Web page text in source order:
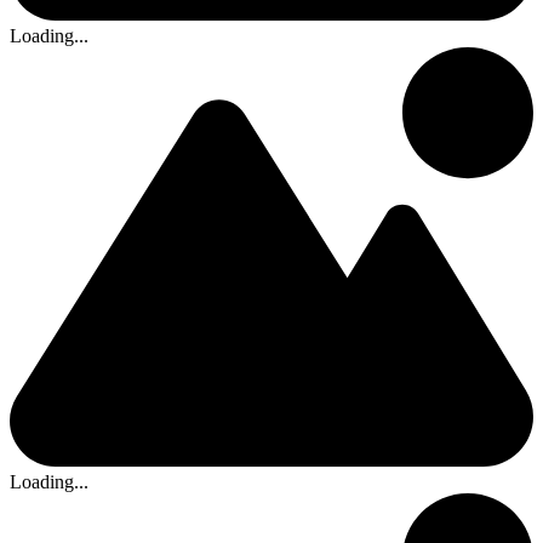
Loading...
Loading...